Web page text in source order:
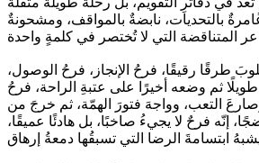
عامرةٌ بالتحديات، نابضةٌ بالمواقف، ومشحونةٌ
طرقًا رقيقًا، فرحُ الإنجاز، فرحُ الوصول،
ثم وضعه أخيرًا على عتبةِ الراحة، فرحُ
التعب، وواجهَ فتورَ الهمّة، ثم خرجَ من
إنّه فرحٌ لا يجيءُ صاخبًا، بل هادئًا عميقًا،